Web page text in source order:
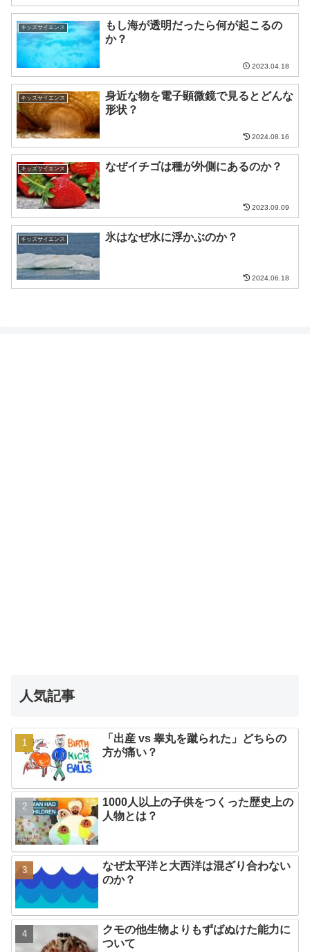
キッズサイエンス
もし海が透明だったら何が起こるの
か？
2023.04.18
キッズサイエンス
身近な物を電子顕微鏡で見るとどんな
形状？
2024.08.16
キッズサイエンス なぜイチゴは種が外側にあるのか？
2023.09.09
キッズサイエンス 氷はなぜ水に浮かぶのか？
2024.06.18
人気記事
「出産 vs 睾丸を蹴られた」どちらの
方が痛い？
1000人以上の子供をつくった歴史上の
人物とは？
なぜ太平洋と大西洋は混ざり合わない
のか？
クモの他生物よりもずばぬけた能力に
ついて